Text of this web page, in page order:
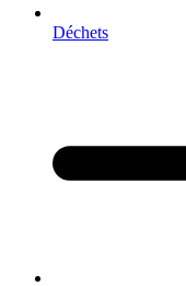
Déchets